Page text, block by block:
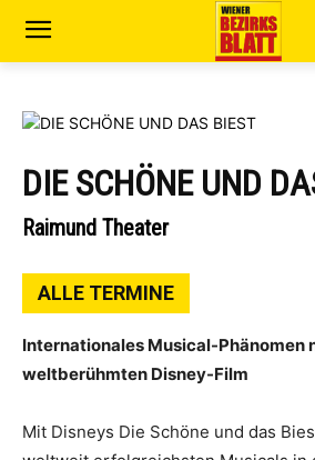
DIE SCHÖNE UND
Raimund Theater
ALLE TERMINE
Internationales Musical-Phänomen
weltberühmten Disney-Film
Mit Disneys Die Schöne und das